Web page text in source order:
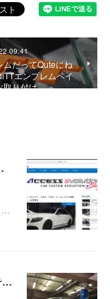
09:41
ムだってQuteにね
エンブレムペイ
取り付け
ト☆【拡散希望】
…
V36スカイラインセダンがググっとスポーティー＆クールにリアビュー決まりすぎるカーボンリアディフューザーはACCSESS-EV@EXS！